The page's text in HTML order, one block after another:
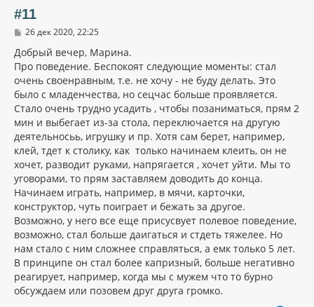
#11
С
о
щ
е
н
и
е
26 дек 2020, 22:25
Добрый вечер, Марина.
Про поведение. Беспокоят следующие моменты: стал
очень своенравным, т.е. не хочу - не буду делать. Это
было с младенчества, но сецчас больше проявляется.
Стало очень трудно усадить , чтобы позаниматься, прям 2
мин и выбегает из-за стола, переключается на другую
деятельносьь, игрушку и пр. Хотя сам берет, например,
клей, тдет к столику, как только начинаем клеить, он не
хочет, разводит руками, напрягается , хочет уйти. Мы то
уговорами, то прям заставляем доводить до конца.
Начинаем играть, например, в мячи, карточки,
конструктор, чуть поиграет и бежать за другое.
Возможно, у него все еще присусвует полевое поведение,
возможно, стал больше даигаться и стдеть тяжелее. Но
нам стало с ним сложнее справляться, а емк только 5 лет.
В принципе он стал более капризный, больше негативно
реагирует, например, когда мы с мужем что то бурно
обсуждаем или позовем друг друга громко.